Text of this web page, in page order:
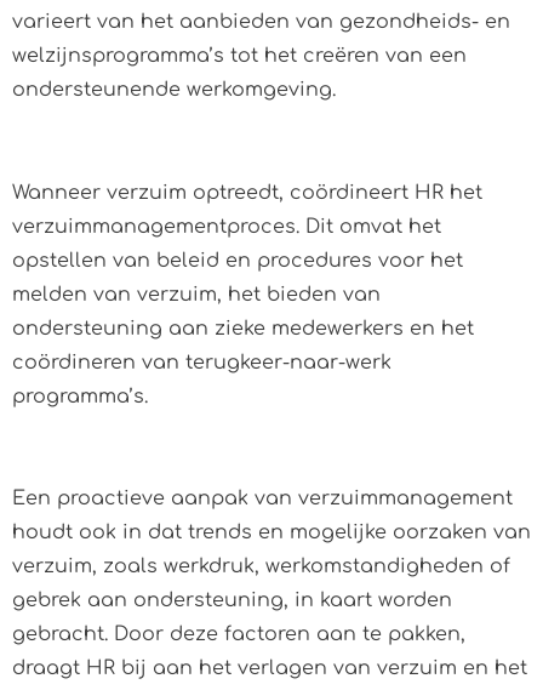
varieert van het aanbieden van gezondheids- en
welzijnsprogramma’s tot het creëren van een
ondersteunende werkomgeving.
Wanneer verzuim optreedt, coördineert HR het
verzuimmanagementproces. Dit omvat het
opstellen van beleid en procedures voor het
melden van verzuim, het bieden van
ondersteuning aan zieke medewerkers en het
coördineren van terugkeer-naar-werk
programma’s.
Een proactieve aanpak van verzuimmanagement
houdt ook in dat trends en mogelijke oorzaken van
verzuim, zoals werkdruk, werkomstandigheden of
gebrek aan ondersteuning, in kaart worden
gebracht. Door deze factoren aan te pakken,
draagt HR bij aan het verlagen van verzuim en het